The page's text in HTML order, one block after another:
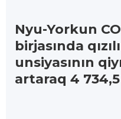
Nyu-Yorkun
birjasında
unsiyasının
artaraq 4